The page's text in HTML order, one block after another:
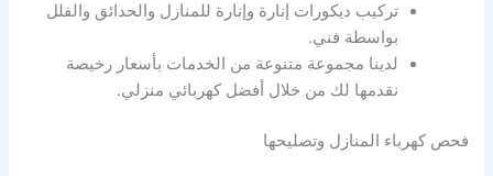
تركيب ديكورات إنارة وإنارة للمنازل والحدائق والفلل
بواسطة فني.
لدينا مجموعة متنوعة من الخدمات بأسعار رخيصة
نقدمها لك من خلال أفضل كهربائي منزلي.
فحص كهرباء المنازل وتصليحها